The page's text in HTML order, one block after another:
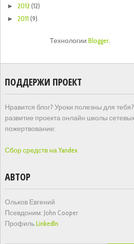
►2012(12)
►2011(9)
ТехнологииBlogger.
ПОДДЕРЖИ ПРОЕКТ
Нравится блог? Уроки полезны для
развитие проекта онлайн школы
пожертвование:
Сбор средств на Yandex
АВТОР
Ольков Евгений
Псевдоним: John Cooper
ПрофильLinkedIn